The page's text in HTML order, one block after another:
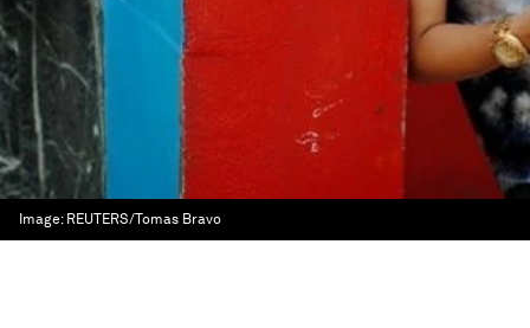
Image: REUTERS/Tomas Bravo